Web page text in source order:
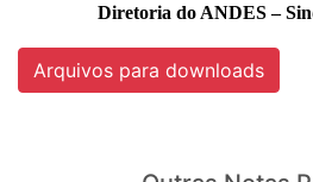
Diretoria do ANDES –
Arquivos para downloads